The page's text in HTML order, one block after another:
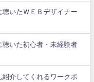
いたＷＥＢデザイナー
聴いた初心者・未経験者
介してくれるワークポ